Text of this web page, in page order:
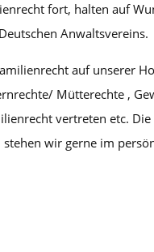
fort, halten auf
Anwaltsvereins.
auf unserer
Mütterechte ,
vertreten etc.
wir gerne im